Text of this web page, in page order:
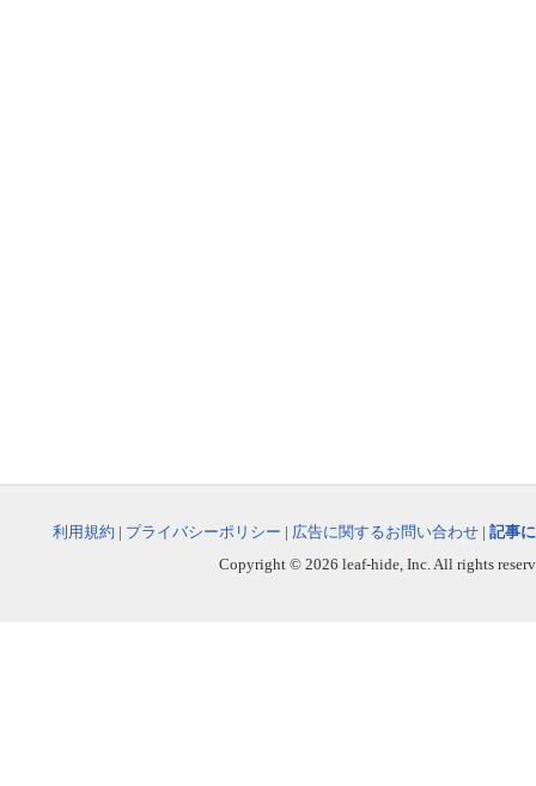
利用規約 | プライバシーポリシー | 広告に関するお問い合わせ | 記事
Copyright © 2026 leaf-hide, Inc. All rights